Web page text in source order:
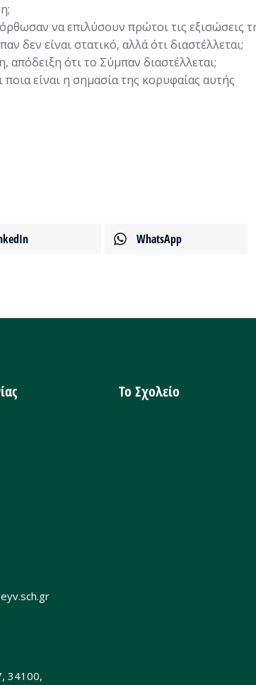
να επιλύσουν πρώτοι τις εξισώσεις
δεν είναι στατικό, αλλά ότι διαστέλλεται;
ότι το Σύμπαν διαστέλλεται;
είναι η σημασία της κορυφαίας αυτής
WhatsApp
34100,
Το Σχολείο